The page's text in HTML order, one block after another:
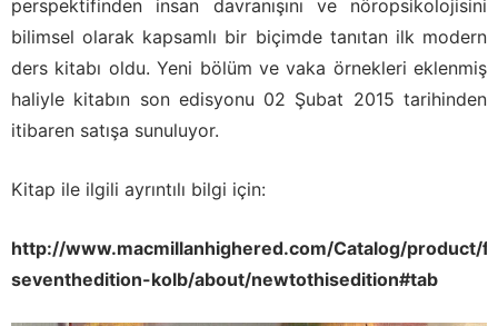
perspektifinden insan davranışını ve nöropsikolojisini
bilimsel olarak kapsamlı bir biçimde tanıtan ilk modern
ders kitabı oldu. Yeni bölüm ve vaka örnekleri eklenmiş
haliyle kitabın son edisyonu 02 Şubat 2015 tarihinden
itibaren satışa sunuluyor.
Kitap ile ilgili ayrıntılı bilgi için:
http://www.macmillanhighered.com/Catalog/product/
seventhedition-kolb/about/newtothisedition#tab